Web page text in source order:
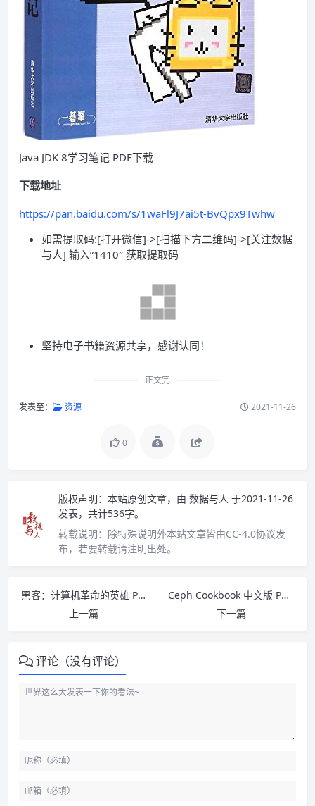
Java JDK 8学习笔记 PDF下载
下载地址
https://pan.baidu.com/s/1waFl9J7ai5t-BvQpx9Twhw
如需提取码:[打开微信]->[扫描下方二维码]->[关注数据
与人] 输入”1410″ 获取提取码
坚持电子书籍资源共享，感谢认同！
正文完
发表至： 资源 2021-11-26
0
版权声明： 本站原创文章，由 数据与人 于2021-11-26
发表，共计536字。
转载说明： 除特殊说明外本站文章皆由CC-4.0协议发
布，若要转载请注明出处。
黑客：计算机革命的英雄 PDF下载
上一篇
Ceph Cookbook 中文版 PDF 下载
下一篇
评论（没有评论）